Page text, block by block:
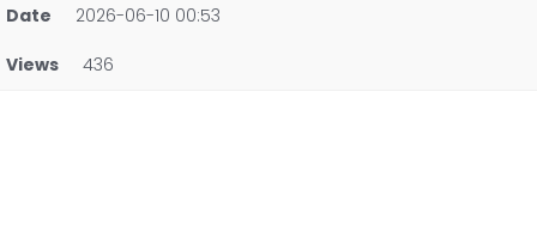
Date 2026-06-10 00:53
Views 436